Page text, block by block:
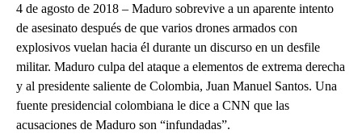
4 de agosto de 2018 – Maduro sobrevive a un aparente intento
de asesinato después de que varios drones armados con
explosivos vuelan hacia él durante un discurso en un desfile
militar. Maduro culpa del ataque a elementos de extrema derecha
y al presidente saliente de Colombia, Juan Manuel Santos. Una
fuente presidencial colombiana le dice a CNN que las
acusaciones de Maduro son “infundadas”.